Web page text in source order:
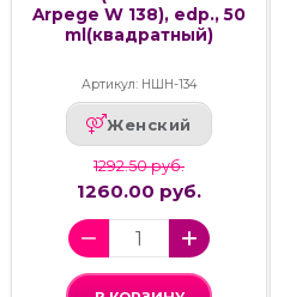
Arpege W 138), edp., 50
ml(квадратный)
Артикул: НШН-134
Женский
1292.50 руб.
1260.00 руб.